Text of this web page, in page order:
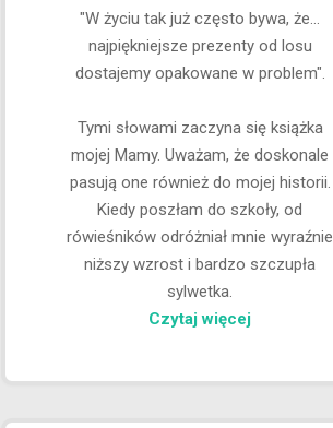
"W życiu tak już często bywa, że…
najpiękniejsze prezenty od losu
dostajemy opakowane w problem".
Tymi słowami zaczyna się książka
mojej Mamy. Uważam, że doskonale
pasują one również do mojej historii.
Kiedy poszłam do szkoły, od
rówieśników odróżniał mnie wyraźnie
niższy wzrost i bardzo szczupła
sylwetka.
Czytaj więcej